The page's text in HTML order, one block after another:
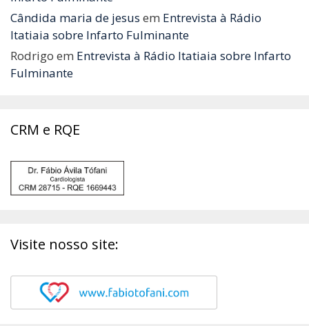
Cândida maria de jesus em Entrevista à Rádio
Itatiaia sobre Infarto Fulminante
Rodrigo em Entrevista à Rádio Itatiaia sobre Infarto
Fulminante
CRM e RQE
Visite nosso site: